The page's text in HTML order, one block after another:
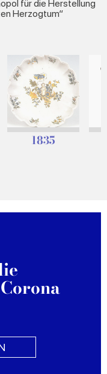
für die Herstellung
Herzogtum“
1835